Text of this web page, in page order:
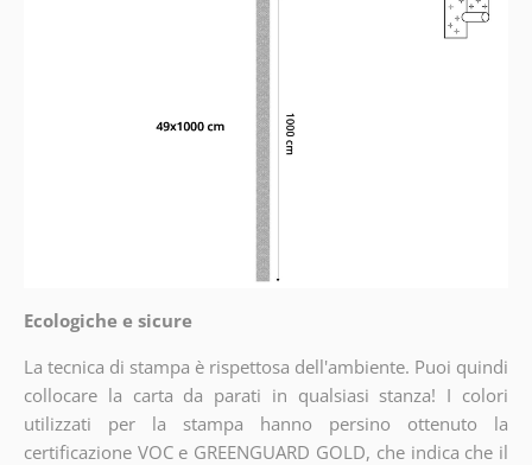
Ecologiche e sicure
La tecnica di stampa è rispettosa dell'ambiente. Puoi quindi
collocare la carta da parati in qualsiasi stanza! I colori
utilizzati per la stampa hanno persino ottenuto la
certificazione VOC e GREENGUARD GOLD, che indica che il